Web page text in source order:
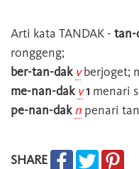
Arti kata TANDAK - tan-
ronggeng;
ber-tan-dak vberjoget;
me-nan-dak v1 menari
pe-nan-dak n penari
SHARE